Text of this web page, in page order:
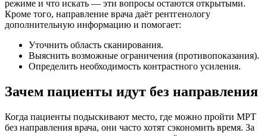
режиме и что искать — эти вопросы остаются открытыми.
Кроме того, направление врача даёт рентгенологу
дополнительную информацию и помогает:
Уточнить область сканирования.
Выяснить возможные ограничения (противопоказания).
Определить необходимость контрастного усиления.
Зачем пациенты идут без направления
Когда пациенты подыскивают место, где можно пройти МРТ
без направления врача, они часто хотят сэкономить время. За